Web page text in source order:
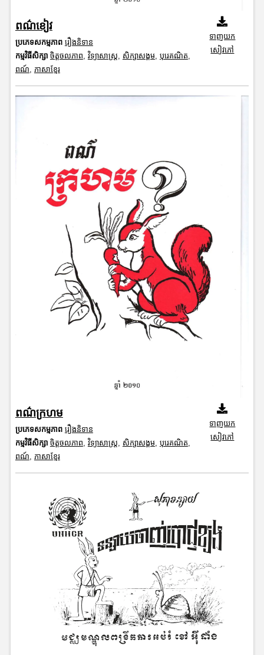
ពណ៌ខៀវ
ប្រភេទសកម្មភាព រឿងនិទាន
កម្មវិធីសិក្សា ចិត្តចលភាព វិទ្យាសាស្រ្ត សិក្សាសង្គម, បុរេគណិត
ពណ៍ ភាសាខ្មែរ
ទាញយក
សៀវភៅ
ពណ៌ក្រហម
ប្រភេទសកម្មភាព រឿងនិទាន
កម្មវិធីសិក្សា ចិត្តចលភាព, វិទ្យាសាស្រ្ត, សិក្សាសង្គម, បុរេគណិត,
ពណ៍, ភាសាខ្មែរ
ទាញយក
សៀវភៅ